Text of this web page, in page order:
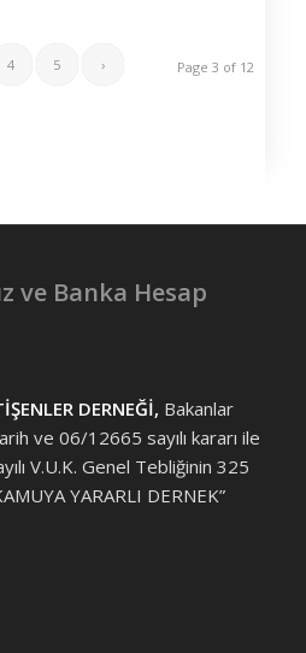
Page 3 of 12
4 5 ›
ve Banka Hesap
DERNEĞİ, Bakanlar
ve 06/12665 sayılı kararı ile
V.U.K. Genel Tebliğinin 325
YARARLI DERNEK”